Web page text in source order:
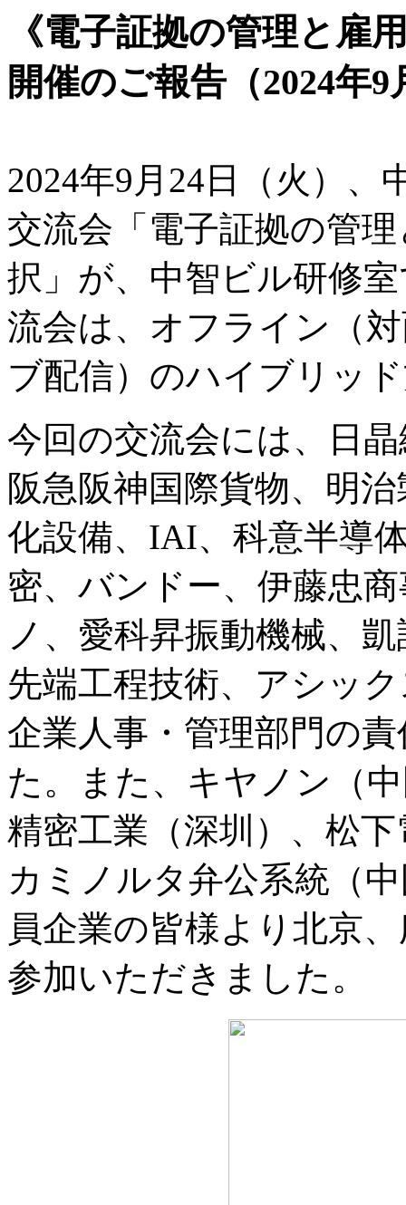
《電子証拠の管理と雇
開催のご報告（2024年9
2024年9月24日（火）、
交流会「電子証拠の管
択」が、中智ビル研修
流会は、オフライン（
ブ配信）のハイブリッ
今回の交流会には、日
阪急阪神国際貨物、明
化設備、IAI、科意半導
密、バンドー、伊藤忠
ノ、愛科昇振動機械、
先端工程技術、アシッ
企業人事・管理部門の
た。また、キヤノン（
精密工業（深圳）、松
カミノルタ弁公系統（
員企業の皆様より北京
参加いただきました。